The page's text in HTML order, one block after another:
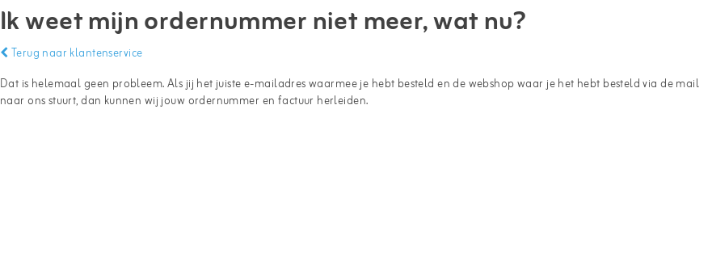
Ik weet mijn ordernummer niet meer, wat nu?
Terug naar klantenservice
Dat is helemaal geen probleem. Als jij het juiste e-mailadres waarmee je hebt besteld en de webshop waar je het hebt besteld via de mail
naar ons stuurt, dan kunnen wij jouw ordernummer en factuur herleiden.